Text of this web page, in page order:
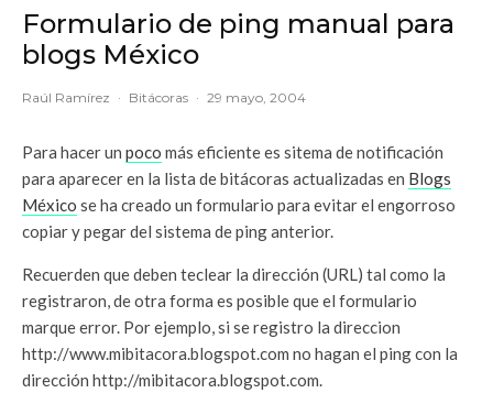
Formulario de ping manual para
blogs México
Raúl Ramírez · Bitácoras · 29 mayo, 2004
Para hacer un poco más eficiente es sitema de notificación
para aparecer en la lista de bitácoras actualizadas en Blogs
México se ha creado un formulario para evitar el engorroso
copiar y pegar del sistema de ping anterior.
Recuerden que deben teclear la dirección (URL) tal como la
registraron, de otra forma es posible que el formulario
marque error. Por ejemplo, si se registro la direccion
http://www.mibitacora.blogspot.com no hagan el ping con la
dirección http://mibitacora.blogspot.com.